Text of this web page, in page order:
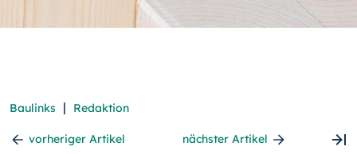
Baulinks | Redaktion
vorheriger Artikel nächster Artikel